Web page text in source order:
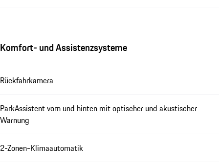
Komfort- und Assistenzsysteme
Rückfahrkamera
ParkAssistent vorn und hinten mit optischer und akustischer
Warnung
2-Zonen-Klimaautomatik